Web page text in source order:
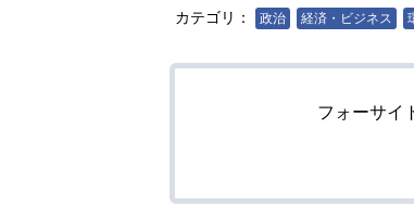
カテゴリ： 政治 経済・ビジネス
フォーサイ